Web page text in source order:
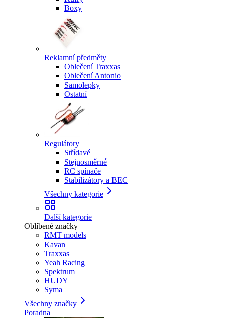
Boxy
Reklamní předměty
Oblečení Traxxas
Oblečení Antonio
Samolepky
Ostatní
Regulátory
Střídavé
Stejnosměrné
RC spínače
Stabilizátory a BEC
Všechny kategorie
Další kategorie
Oblíbené značky
RMT models
Kavan
Traxxas
Yeah Racing
Spektrum
HUDY
Syma
Všechny značky
Poradna